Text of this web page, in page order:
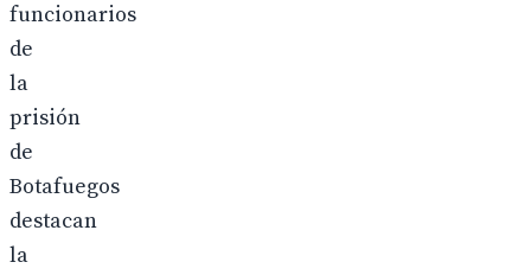
funcionarios
de
la
prisión
de
Botafuegos
destacan
la